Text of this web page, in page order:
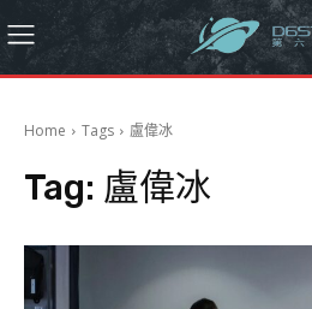
Home Tags 盧偉冰
Tag: 盧偉冰